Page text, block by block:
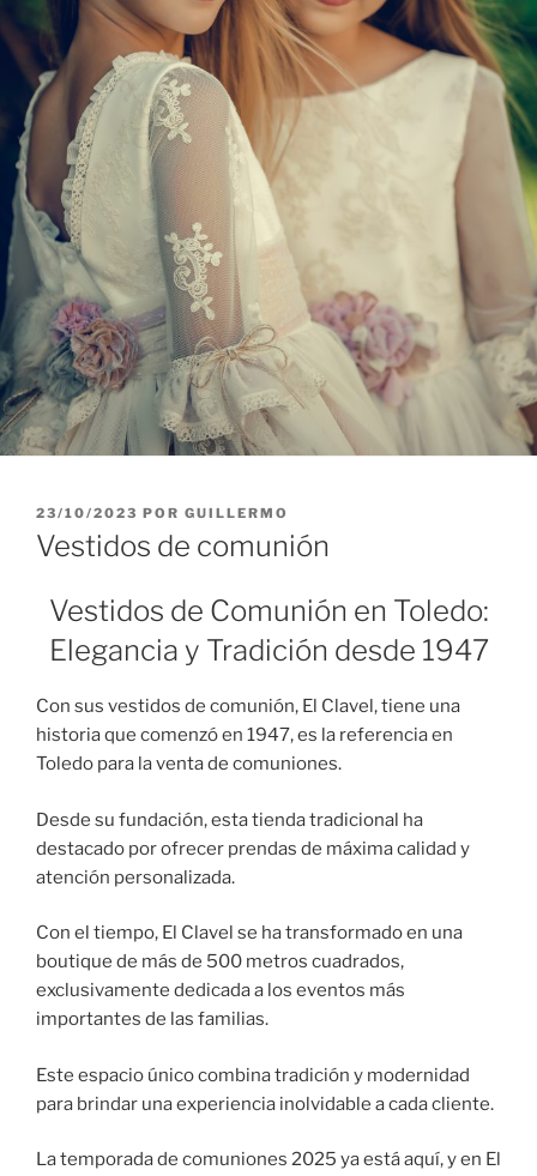
PUBLICADO
EL
23/10/2023 POR GUILLERMO
Vestidos de comunión
Vestidos de Comunión en Toledo:
Elegancia y Tradición desde 1947
Con sus vestidos de comunión, El Clavel, tiene una
historia que comenzó en 1947, es la referencia en
Toledo para la venta de comuniones.
Desde su fundación, esta tienda tradicional ha
destacado por ofrecer prendas de máxima calidad y
atención personalizada.
Con el tiempo, El Clavel se ha transformado en una
boutique de más de 500 metros cuadrados,
exclusivamente dedicada a los eventos más
importantes de las familias.
Este espacio único combina tradición y modernidad
para brindar una experiencia inolvidable a cada cliente.
La temporada de comuniones 2025 ya está aquí, y en El